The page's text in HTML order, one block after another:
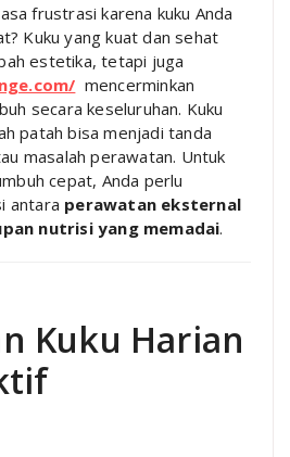
frustrasi karena kuku Anda
Kuku yang kuat dan sehat
estetika, tetapi juga
mencerminkan
secara keseluruhan. Kuku
patah bisa menjadi tanda
masalah perawatan. Untuk
cepat, Anda perlu
antara perawatan eksternal
nutrisi yang memadai.
Kuku Harian